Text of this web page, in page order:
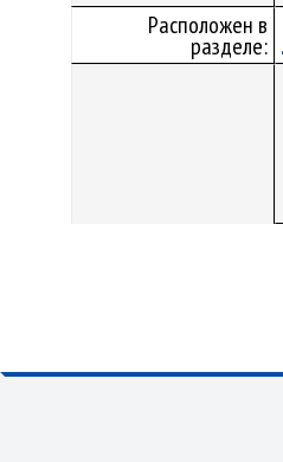
Расположен в
разделе: